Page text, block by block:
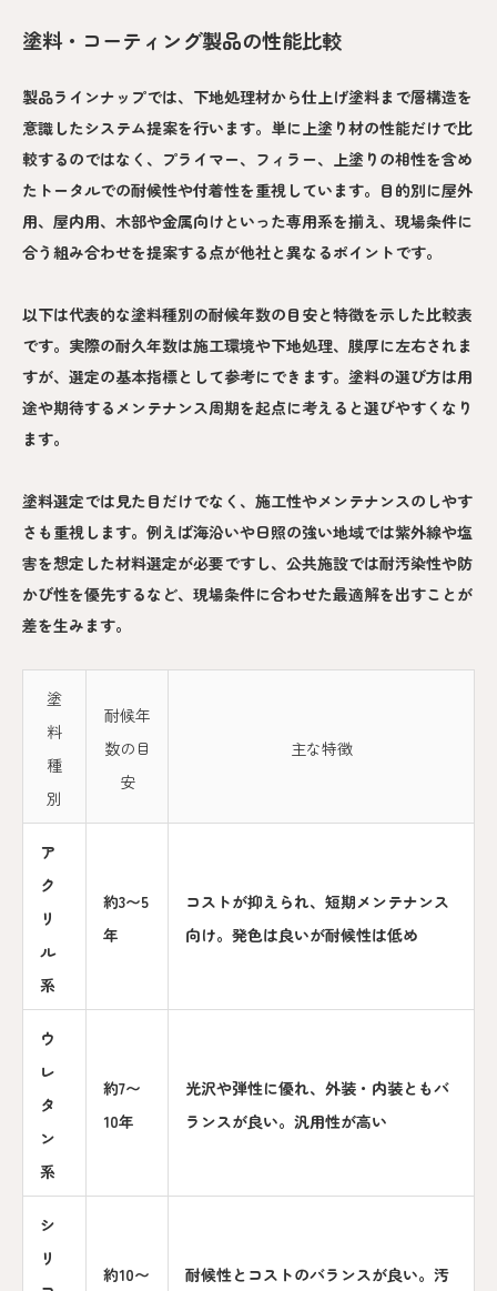
塗料・コーティング製品の性能比較
製品ラインナップでは、下地処理材から仕上げ塗料まで層構造を
意識したシステム提案を行います。単に上塗り材の性能だけで比
較するのではなく、プライマー、フィラー、上塗りの相性を含め
たトータルでの耐候性や付着性を重視しています。目的別に屋外
用、屋内用、木部や金属向けといった専用系を揃え、現場条件に
合う組み合わせを提案する点が他社と異なるポイントです。
以下は代表的な塗料種別の耐候年数の目安と特徴を示した比較表
です。実際の耐久年数は施工環境や下地処理、膜厚に左右されま
すが、選定の基本指標として参考にできます。塗料の選び方は用
途や期待するメンテナンス周期を起点に考えると選びやすくなり
ます。
塗料選定では見た目だけでなく、施工性やメンテナンスのしやす
さも重視します。例えば海沿いや日照の強い地域では紫外線や塩
害を想定した材料選定が必要ですし、公共施設では耐汚染性や防
かび性を優先するなど、現場条件に合わせた最適解を出すことが
差を生みます。
塗
料
種
別
耐候年
数の目
安
主な特徴
ア
ク
リ
ル
系
約3〜5
年
コストが抑えられ、短期メンテナンス
向け。発色は良いが耐候性は低め
ウ
レ
タ
ン
系
約7〜
10年
光沢や弾性に優れ、外装・内装ともバ
ランスが良い。汎用性が高い
シ
リ
約10〜
耐候性とコストのバランスが良い。汚